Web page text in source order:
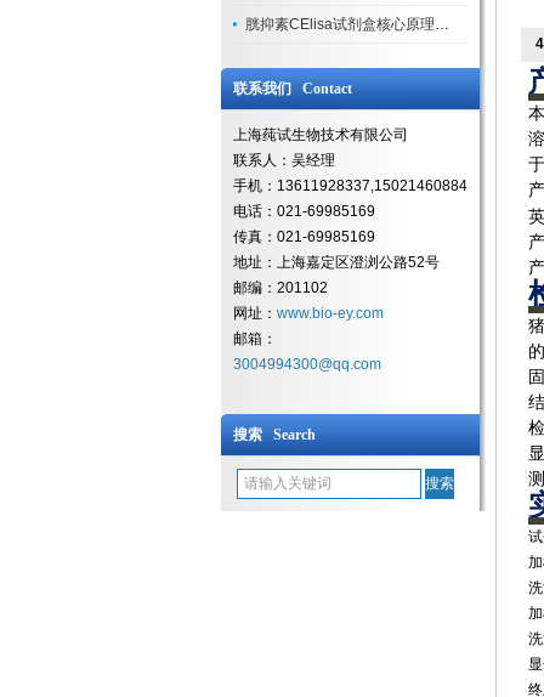
胱抑素CElisa试剂盒核心原理、产品特性与全流程操作规范详解
联系我们 Contact
上海莼试生物技术有限公司
联系人：吴经理
手机：13611928337,15021460884
电话：021-69985169
传真：021-69985169
地址：上海嘉定区澄浏公路52号
邮编：201102
网址： www.bio-ey.com
邮箱：
3004994300@qq.com
搜索 Search